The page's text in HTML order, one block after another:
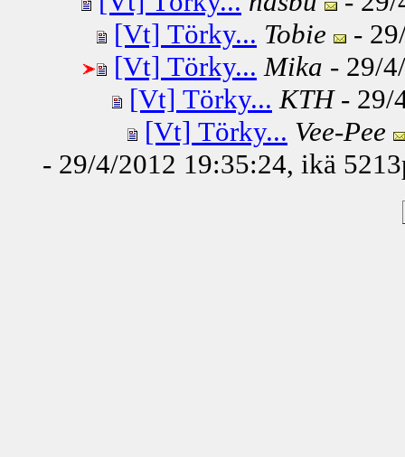
[Vt] Törky... Tobie
-
[Vt] Törky... Mika - 29/
[Vt] Törky... KTH- 29/
[Vt] Törky... Vee-Pee
- 29/4/2012 19:35:24, ikä